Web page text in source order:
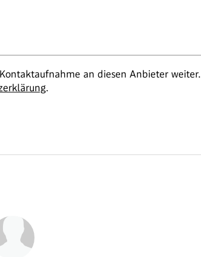
an diesen Anbieter weiter.
.